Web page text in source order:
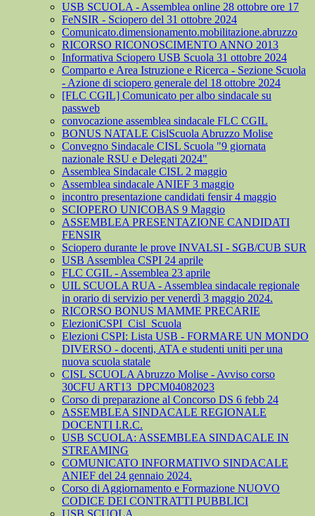
USB SCUOLA - Assemblea online 28 ottobre ore 17
FeNSIR - Sciopero del 31 ottobre 2024
Comunicato.dimensionamento.mobilitazione.abruzzo
RICORSO RICONOSCIMENTO ANNO 2013
Informativa Sciopero USB Scuola 31 ottobre 2024
Comparto e Area Istruzione e Ricerca - Sezione Scuola
- Azione di sciopero generale del 18 ottobre 2024
[FLC CGIL] Comunicato per albo sindacale su
passweb
convocazione assemblea sindacale FLC CGIL
BONUS NATALE CislScuola Abruzzo Molise
Convegno Sindacale CISL Scuola "9 giornata
nazionale RSU e Delegati 2024"
Assemblea Sindacale CISL 2 maggio
Assemblea sindacale ANIEF 3 maggio
incontro presentazione candidati fensir 4 maggio
SCIOPERO UNICOBAS 9 Maggio
ASSEMBLEA PRESENTAZIONE CANDIDATI
FENSIR
Sciopero durante le prove INVALSI - SGB/CUB SUR
USB Assemblea CSPI 24 aprile
FLC CGIL - Assemblea 23 aprile
UIL SCUOLA RUA - Assemblea sindacale regionale
in orario di servizio per venerdì 3 maggio 2024.
RICORSO BONUS MAMME PRECARIE
ElezioniCSPI_Cisl_Scuola
Elezioni CSPI: Lista USB - FORMARE UN MONDO
DIVERSO - docenti, ATA e studenti uniti per una
nuova scuola statale
CISL SCUOLA Abruzzo Molise - Avviso corso
30CFU ART13_DPCM04082023
Corso di preparazione al Concorso DS 6 febb 24
ASSEMBLEA SINDACALE REGIONALE
DOCENTI I.R.C.
USB SCUOLA: ASSEMBLEA SINDACALE IN
STREAMING
COMUNICATO INFORMATIVO SINDACALE
ANIEF del 24 gennaio 2024.
Corso di Aggiornamento e Formazione NUOVO
CODICE DEI CONTRATTI PUBBLICI